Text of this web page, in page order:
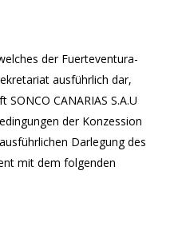
der Fuerteventura-
ausführlich dar,
CANARIAS S.A.U
der Konzession
Darlegung des
mit dem folgenden